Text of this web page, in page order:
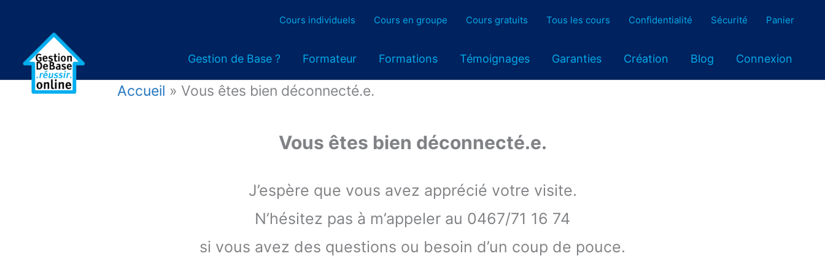
Cours individuels Cours en groupe Cours gratuits Tous les cours Confidentialité Sécurité Panier
Gestion de Base ? Formateur Formations Témoignages Garanties Création Blog Connexion
Accueil Vous êtes bien déconnecté.e.
Vous êtes bien déconnecté.e.
J’espère que vous avez apprécié votre visite.
N’hésitez pas à m’appeler au 0467/71 16 74
si vous avez des questions ou besoin d’un coup de pouce.